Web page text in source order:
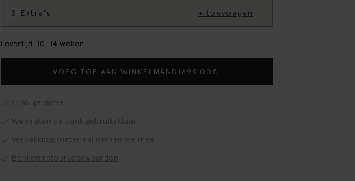
3 Extra's + toevoegen
Levertijd: 10–14 weken
VOEG TOE AAN WINKELMAND1699.00 €
CBW garantie
We maken de bank gebruiksklaar
Verpakkingsmateriaal nemen we mee
Banken retourvoorwaarden